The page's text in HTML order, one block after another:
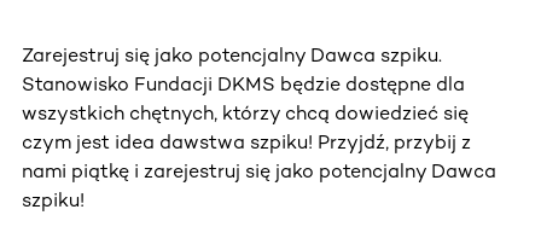
Zarejestruj się jako potencjalny Dawca szpiku.
Stanowisko Fundacji DKMS będzie dostępne dla
wszystkich chętnych, którzy chcą dowiedzieć się
czym jest idea dawstwa szpiku! Przyjdź, przybij z
nami piątkę i zarejestruj się jako potencjalny Dawca
szpiku!